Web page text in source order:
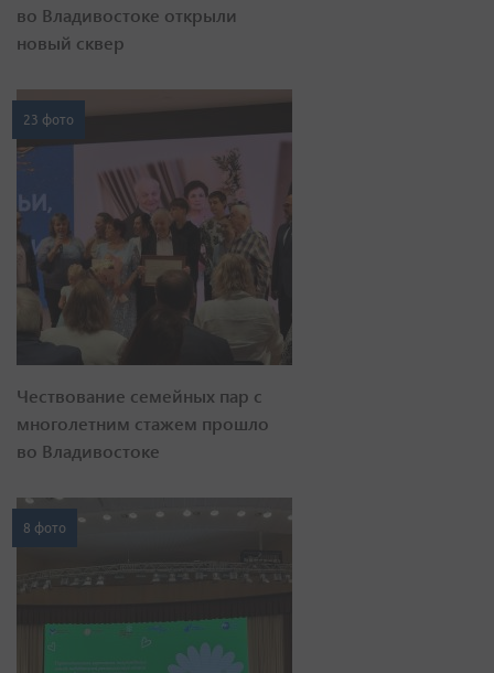
во Владивостоке открыли
новый сквер
23 фото
Чествование семейных пар с
многолетним стажем прошло
во Владивостоке
8 фото